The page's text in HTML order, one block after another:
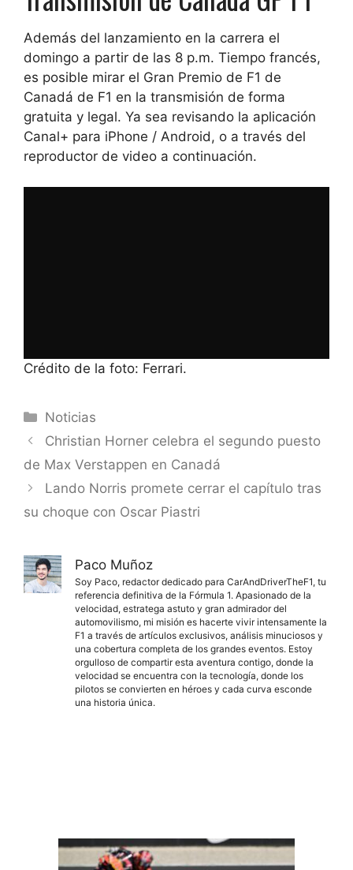
Además del lanzamiento en la carrera el
domingo a partir de las 8 p.m. Tiempo francés,
es posible mirar el Gran Premio de F1 de
Canadá de F1 en la transmisión de forma
gratuita y legal. Ya sea revisando la aplicación
Canal+ para iPhone / Android, o a través del
reproductor de video a continuación.
Crédito de la foto: Ferrari.
Categorías
Noticias
Christian Horner celebra el segundo puesto
de Max Verstappen en Canadá
Lando Norris promete cerrar el capítulo tras
su choque con Oscar Piastri
Paco Muñoz
Soy Paco, redactor dedicado para CarAndDriverTheF1, tu
referencia definitiva de la Fórmula 1. Apasionado de la
velocidad, estratega astuto y gran admirador del
automovilismo, mi misión es hacerte vivir intensamente la
F1 a través de artículos exclusivos, análisis minuciosos y
una cobertura completa de los grandes eventos. Estoy
orgulloso de compartir esta aventura contigo, donde la
velocidad se encuentra con la tecnología, donde los
pilotos se convierten en héroes y cada curva esconde
una historia única.